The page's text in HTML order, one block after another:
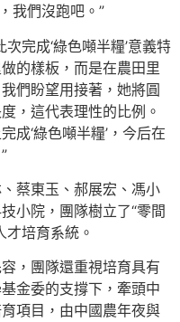
我們沒跑吧。”
完成‘綠色噸半糧’意義特
的樣板，而是在農田里
們盼望用接著，她將圓
，這代表理性的比例。
成‘綠色噸半糧’，今后在
蔡東玉、郝展宏、馮小
小院，團隊樹立了“零間
才培育系統。
，團隊還重視培育具有
金委的支撐下，牽頭中
項目，由中國農年夜與